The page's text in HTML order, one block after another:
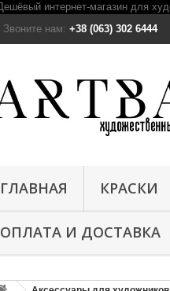
Звоните нам: +38 (063) 302 6444
ГЛАВНАЯ КРАСКИ
ОПЛАТА И ДОСТАВКА